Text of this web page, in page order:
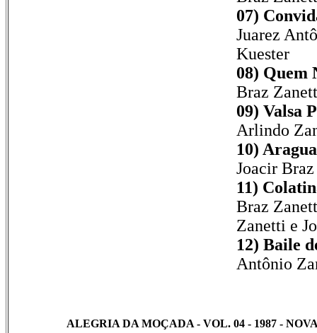
07)
Juarez
Kuester
08) Quem
Braz
09) Valsa
Arlindo
10)
Joacir
11)
Braz
Zanetti e
12) Baile
Antônio
ALEGRIA DA MOÇADA - VOL. 04 - 1987 -